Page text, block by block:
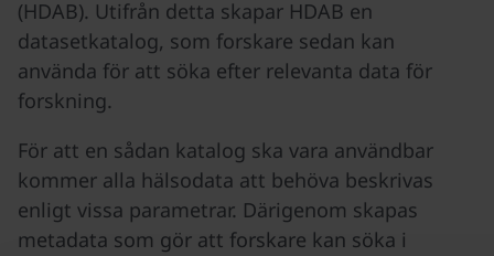
(HDAB). Utifrån detta skapar HDAB en
datasetkatalog, som forskare sedan kan
använda för att söka efter relevanta data för
forskning.
För att en sådan katalog ska vara användbar
kommer alla hälsodata att behöva beskrivas
enligt vissa parametrar. Därigenom skapas
metadata som gör att forskare kan söka i